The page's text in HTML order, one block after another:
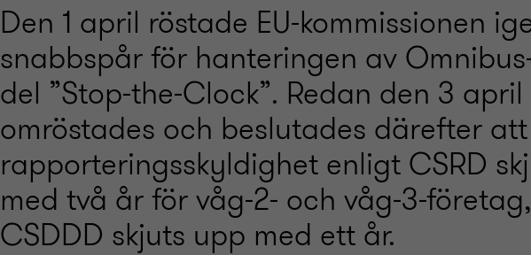
Den 1 april röstade EU-kommissionen
snabbspår för hanteringen av
del ”Stop-the-Clock”. Redan den 3 april
omröstades och beslutades därefter att
rapporteringsskyldighet enligt CSRD
med två år för våg-2- och våg-3-
CSDDD skjuts upp med ett år.